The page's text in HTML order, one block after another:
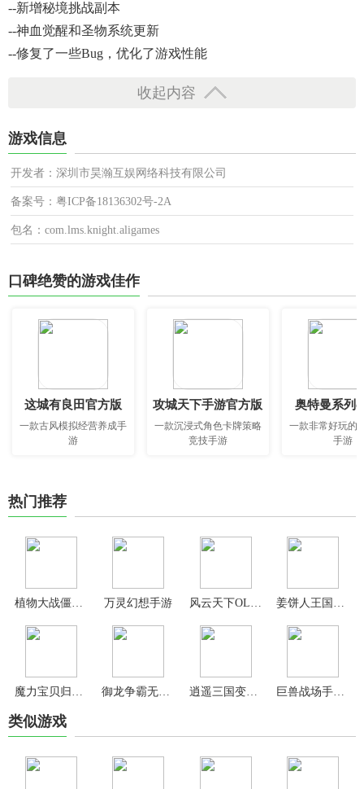
--新增秘境挑战副本
--神血觉醒和圣物系统更新
--修复了一些bug，优化了游戏性能
收起内容
游戏信息
开发者：深圳市昊瀚互娱网络科技有限公司
备案号：粤ICP备18136302号-2A
包名：com.lms.knight.aligames
口碑绝赞的游戏佳作
这城有良田官方版
一款古风模拟经营养成手
游
攻城天下手游官方版
一款沉浸式角色卡牌策略
竞技手游
奥特曼系列
一款非常好玩的
手游
热门推荐
植物大战僵尸无双版官方正版 万灵幻想手游
逍遥三国变态版
类似游戏